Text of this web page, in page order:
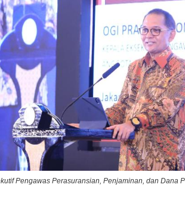
Pengawas Perasuransian, Penjaminan, dan Dana